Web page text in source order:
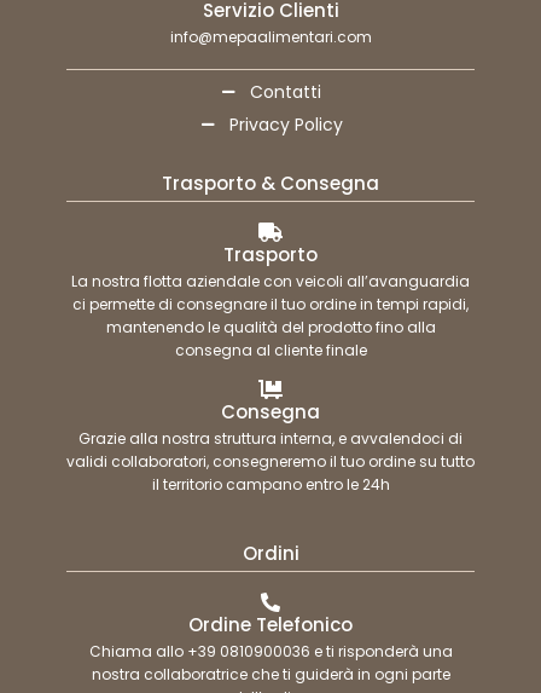
Servizio Clienti
info@mepaalimentari.com
Contatti
Privacy Policy
Trasporto & Consegna
Trasporto
La nostra flotta aziendale con veicoli all’avanguardia
ci permette di consegnare il tuo ordine in tempi rapidi,
mantenendo le qualità del prodotto fino alla
consegna al cliente finale
Consegna
Grazie alla nostra struttura interna, e avvalendoci di
validi collaboratori, consegneremo il tuo ordine su tutto
il territorio campano entro le 24h
Ordini
Ordine Telefonico
Chiama allo +39 0810900036 e ti risponderà una
nostra collaboratrice che ti guiderà in ogni parte